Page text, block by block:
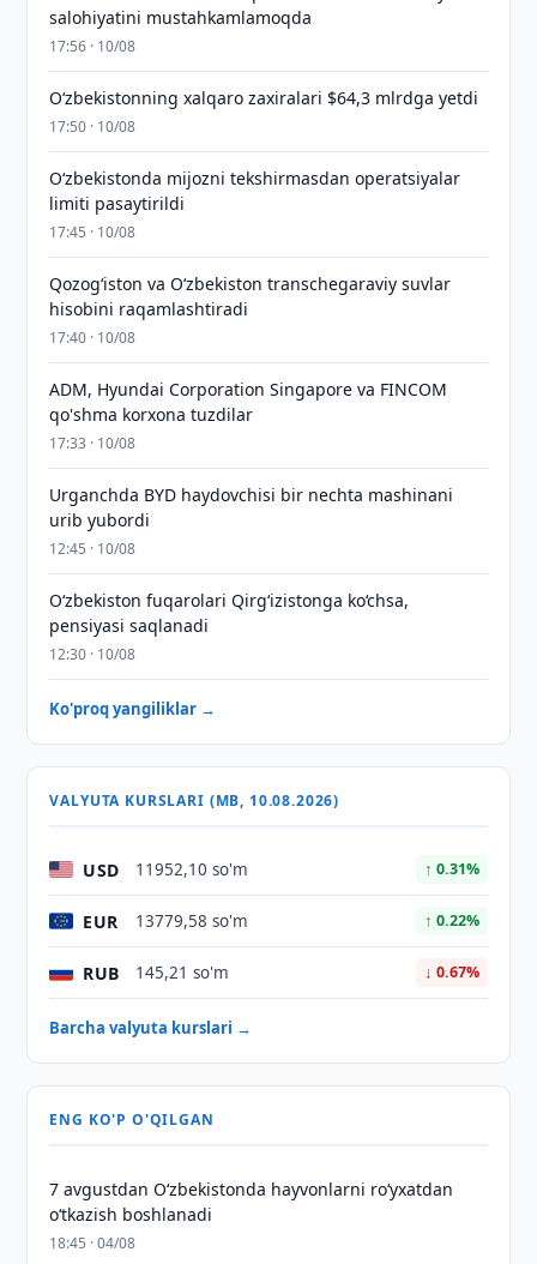
salohiyatini mustahkamlamoqda
17:56 · 10/08
O‘zbekistonning xalqaro zaxiralari $64,3 mlrdga yetdi
17:50 · 10/08
O‘zbekistonda mijozni tekshirmasdan operatsiyalar
limiti pasaytirildi
17:45 · 10/08
Qozog‘iston va O‘zbekiston transchegaraviy suvlar
hisobini raqamlashtiradi
17:40 · 10/08
ADM, Hyundai Corporation Singapore va FINCOM
qo'shma korxona tuzdilar
17:33 · 10/08
Urganchda BYD haydovchisi bir nechta mashinani
urib yubordi
12:45 · 10/08
O‘zbekiston fuqarolari Qirg‘izistonga ko‘chsa,
pensiyasi saqlanadi
12:30 · 10/08
Ko'proq yangiliklar →
VALYUTA KURSLARI (MB, 10.08.2026)
USD 11952,10 so'm ↑ 0.31%
EUR 13779,58 so'm ↑ 0.22%
RUB 145,21 so'm ↓ 0.67%
Barcha valyuta kurslari →
ENG KO'P O'QILGAN
7 avgustdan O‘zbekistonda hayvonlarni ro‘yxatdan
o‘tkazish boshlanadi
18:45 · 04/08